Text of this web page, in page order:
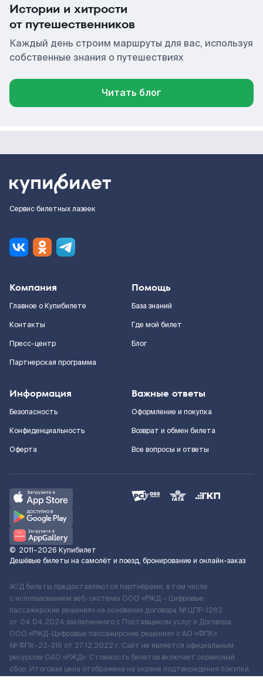
Истории и хитрости
от путешественников
Каждый день строим маршруты для вас, используя
собственные знания о путешествиях
Читать блог
Сервис билетных лазеек
Компания
Главное о Купибилете
Контакты
Пресс-центр
Партнерская программа
Помощь
База знаний
Где мой билет
Блог
Информация
Безопасность
Конфиденциальность
Оферта
Важные ответы
Оформление и покупка
Возврат и обмен билета
Все вопросы и ответы
© 2011–2026 Купибилет
Дешёвые билеты на самолёт и поезд, бронирование и онлайн-заказ
Ж/Д билеты предоставляются партнёрами, в том числе
с использованием веб-системы ООО «РЖД – Цифровые
пассажирские решения» на основании договора № ЦПР-1282
от 04.04.2024 заключенного с Поставщиком услуг и Договора
ООО «РЖД-Цифровые пассажирские решения» c АО «ФПК»
№ ФПК-22-316 от 27.12.2022 г. Сайт не является официальным
ресурсом ОАО «РЖД». Стоимость билетов включает сервисный
сбор. Итоговая цена отображена на экране подтверждения покупки.